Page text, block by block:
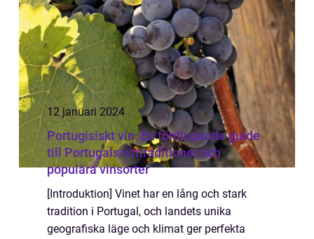
12 januari 2024
Portugisiskt vin: En fördjupande guide
till Portugals vintraditioner och
populära vinsorter
[Introduktion] Vinet har en lång och stark
tradition i Portugal, och landets unika
geografiska läge och klimat ger perfekta